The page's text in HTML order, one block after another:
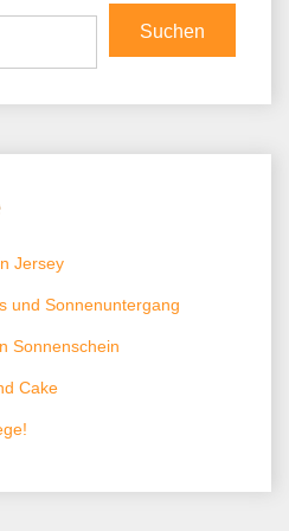
Suchen
Jersey
und Sonnenuntergang
Sonnenschein
Cake